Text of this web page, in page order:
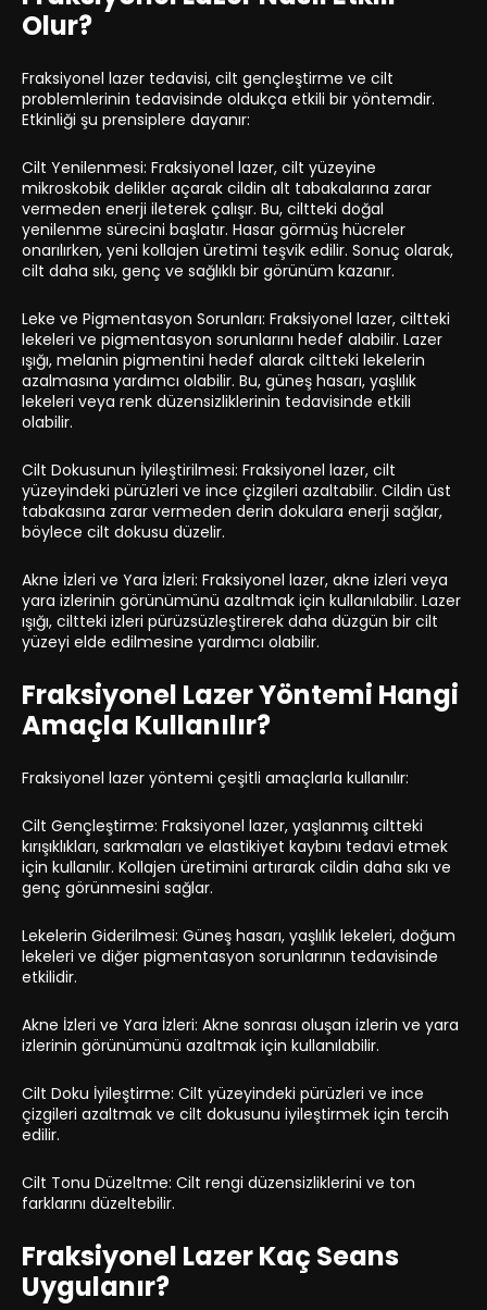
Olur?
Fraksiyonel lazer tedavisi, cilt gençleştirme ve cilt
problemlerinin tedavisinde oldukça etkili bir yöntemdir.
Etkinliği şu prensiplere dayanır:
Cilt Yenilenmesi: Fraksiyonel lazer, cilt yüzeyine
mikroskobik delikler açarak cildin alt tabakalarına zarar
vermeden enerji ileterek çalışır. Bu, ciltteki doğal
yenilenme sürecini başlatır. Hasar görmüş hücreler
onarılırken, yeni kollajen üretimi teşvik edilir. Sonuç olarak,
cilt daha sıkı, genç ve sağlıklı bir görünüm kazanır.
Leke ve Pigmentasyon Sorunları: Fraksiyonel lazer, ciltteki
lekeleri ve pigmentasyon sorunlarını hedef alabilir. Lazer
ışığı, melanin pigmentini hedef alarak ciltteki lekelerin
azalmasına yardımcı olabilir. Bu, güneş hasarı, yaşlılık
lekeleri veya renk düzensizliklerinin tedavisinde etkili
olabilir.
Cilt Dokusunun İyileştirilmesi: Fraksiyonel lazer, cilt
yüzeyindeki pürüzleri ve ince çizgileri azaltabilir. Cildin üst
tabakasına zarar vermeden derin dokulara enerji sağlar,
böylece cilt dokusu düzelir.
Akne İzleri ve Yara İzleri: Fraksiyonel lazer, akne izleri veya
yara izlerinin görünümünü azaltmak için kullanılabilir. Lazer
ışığı, ciltteki izleri pürüzsüzleştirerek daha düzgün bir cilt
yüzeyi elde edilmesine yardımcı olabilir.
Fraksiyonel Lazer Yöntemi Hangi
Amaçla Kullanılır?
Fraksiyonel lazer yöntemi çeşitli amaçlarla kullanılır:
Cilt Gençleştirme: Fraksiyonel lazer, yaşlanmış ciltteki
kırışıklıkları, sarkmaları ve elastikiyet kaybını tedavi etmek
için kullanılır. Kollajen üretimini artırarak cildin daha sıkı ve
genç görünmesini sağlar.
Lekelerin Giderilmesi: Güneş hasarı, yaşlılık lekeleri, doğum
lekeleri ve diğer pigmentasyon sorunlarının tedavisinde
etkilidir.
Akne İzleri ve Yara İzleri: Akne sonrası oluşan izlerin ve yara
izlerinin görünümünü azaltmak için kullanılabilir.
Cilt Doku İyileştirme: Cilt yüzeyindeki pürüzleri ve ince
çizgileri azaltmak ve cilt dokusunu iyileştirmek için tercih
edilir.
Cilt Tonu Düzeltme: Cilt rengi düzensizliklerini ve ton
farklarını düzeltebilir.
Fraksiyonel Lazer Kaç Seans
Uygulanır?